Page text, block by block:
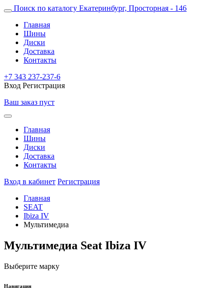
Поиск по каталогу Екатеринбург, Просторная - 146
Главная
Шины
Диски
Доставка
Контакты
+7 343 237-237-6
Вход Регистрация
Ваш заказ пуст
Главная
Шины
Диски
Доставка
Контакты
Вход в кабинет Регистрация
Главная
SEAT
Ibiza IV
Мультимедиа
Мультимедиа Seat Ibiza IV
Выберите марку
Навигация